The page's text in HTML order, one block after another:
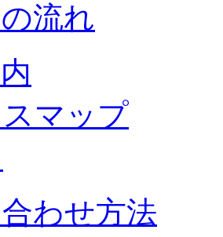
流れ
マップ
わせ方法